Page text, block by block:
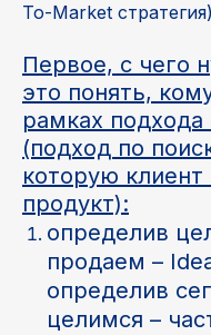
To-Market
Первое, с чего
это понять,
рамках
(подход по
которую клиент
продукт):
определив
продаем –
определив
целимся –